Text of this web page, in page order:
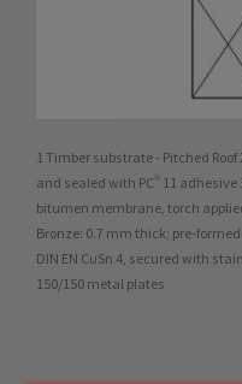
1 Timber substrate - Pitched Roof
and sealed with PC® 11 adhesive
bitumen membrane, torch
Bronze: 0.7 mm thick; pre-
DIN EN CuSn 4, secured with
150/150 metal plates